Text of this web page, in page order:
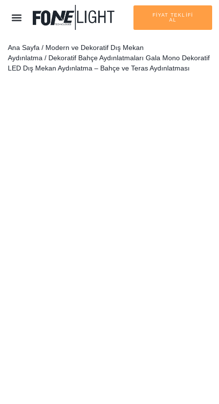
FİYAT TEKLİFİ
AL
Ana Sayfa / Modern ve Dekoratif Dış Mekan
Aydınlatma / Dekoratif Bahçe Aydınlatmaları Gala Mono Dekoratif
LED Dış Mekan Aydınlatma – Bahçe ve Teras Aydınlatması